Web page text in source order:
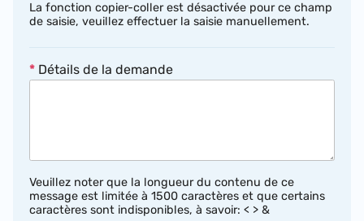
La fonction copier-coller est désactivée pour ce champ
de saisie, veuillez effectuer la saisie manuellement.
* Détails de la demande
Veuillez noter que la longueur du contenu de ce
message est limitée à 1500 caractères et que certains
caractères sont indisponibles, à savoir: < > &